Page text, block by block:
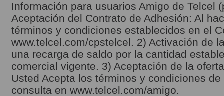
Información para usuarios Amigo de Telcel
Aceptación del Contrato de Adhesión: Al
términos y condiciones establecidos en el
www.telcel.com/cpstelcel. 2) Activación de
una recarga de saldo por la cantidad
comercial vigente. 3) Aceptación de la
Usted Acepta los términos y condiciones
consulta en www.telcel.com/amigo.